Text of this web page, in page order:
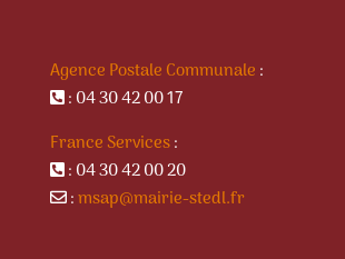
Agence Postale Communale :
: 04 30 42 00 17
France Services:
: 04 30 42 00 20
:msap@mairie-stedl.fr